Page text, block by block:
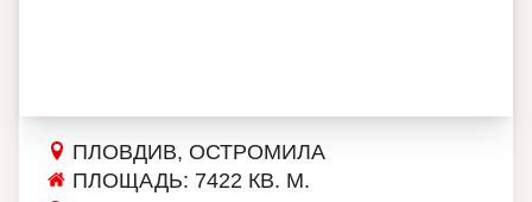
ПЛОВДИВ, ОСТРОМИЛА
ПЛОЩАДЬ: 7422 КВ. М.